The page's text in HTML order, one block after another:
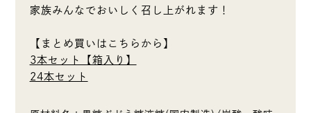
家族みんなでおいしく召し上がれます！
【まとめ買いはこちらから】
3本セット【箱入り】
24本セット